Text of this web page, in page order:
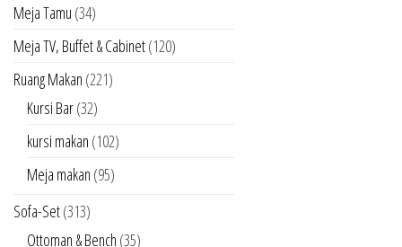
Meja Tamu (34)
Meja TV, Buffet & Cabinet(120)
Ruang Makan (221)
Kursi Bar(32)
kursi makan (102)
Meja makan (95)
Sofa-Set(313)
Ottoman & Bench (35)